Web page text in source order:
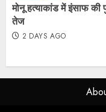
मोनू हत्याकांड में इंसाफ की
तेज
2 DAYS AGO